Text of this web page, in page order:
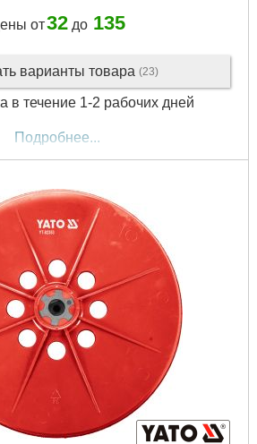
от32до 135
варианты товара (23)
в течение 1-2 рабочих дней
Подробнее...